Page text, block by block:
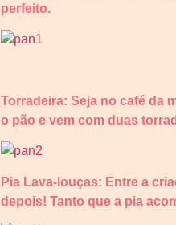
perfeito.
Torradeira: Seja no café da
o pão e vem com duas
Pia Lava-louças: Entre a
depois! Tanto que a pia